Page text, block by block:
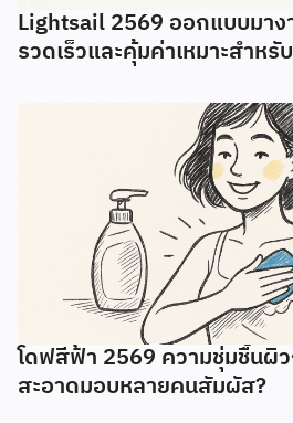
Lightsail 2569 ออกแบบมา
รวดเร็วและคุ้มค่าเหมาะสำหรับ
โดฟสีฟ้า 2569 ความชุ่มชื้นผิว
สะอาดมอบหลายคนสัมผัส?